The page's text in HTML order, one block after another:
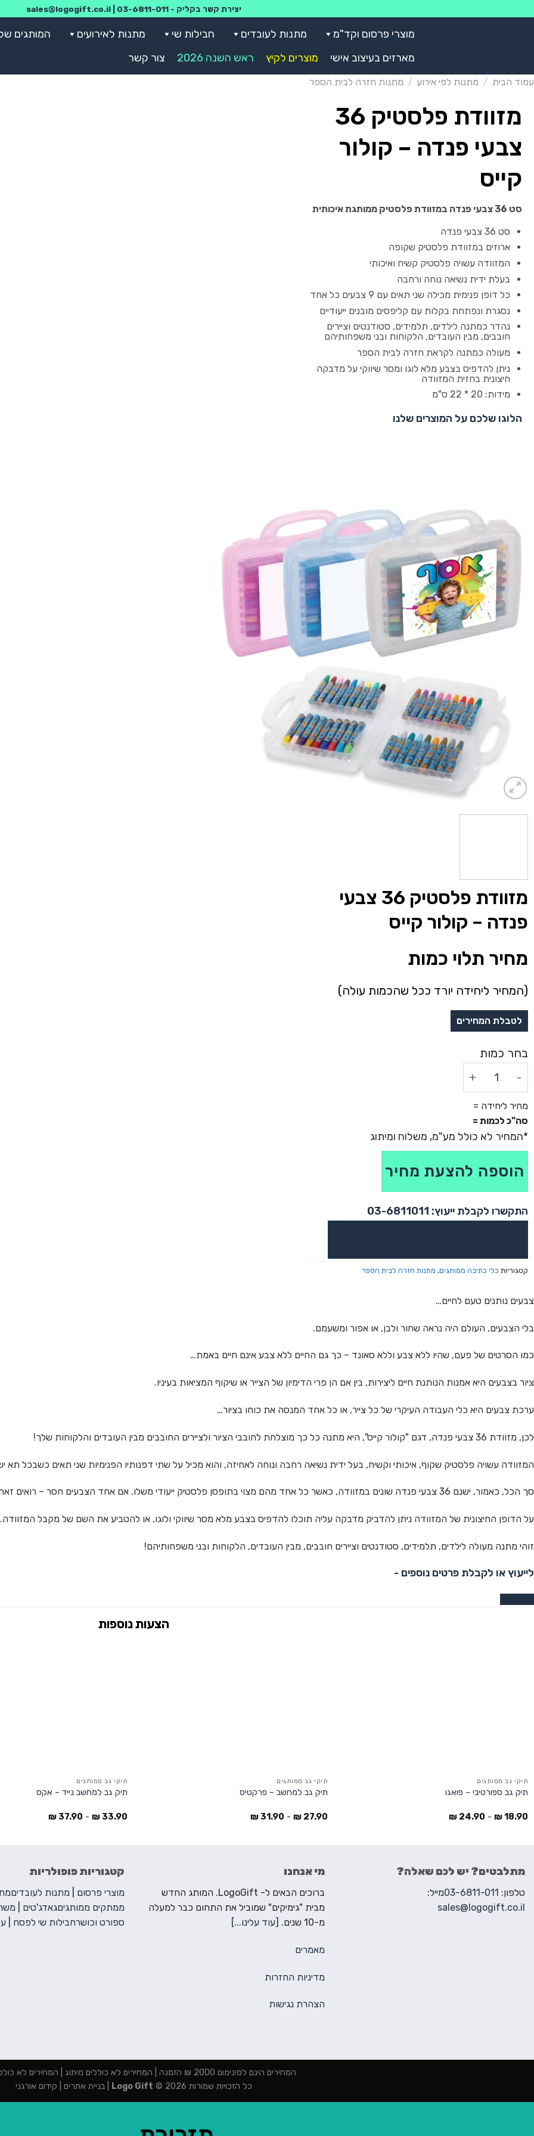
יצירת קשר בקליק -03-6811-011
|
sales@logogift.co.il
מוצרי פרסום וקד"מ מתנות לעובדים חבילות שי מתנות לאירועים
המותגים
מארזים בעיצוב אישי
מוצרים לקיץ ראש השנה 2026 צור קשר
עמוד הבית / מתנות לפי אירוע / מתנות חזרה לבית הספר
מזוודת פלסטיק 36
צבעי פנדה – קולור
קייס
סט 36 צבעי פנדה במזוודת פלסטיק ממותגת איכותית
סט 36 צבעי פנדה
ארוזים במזוודת פלסטיק שקופה
המזוודה עשויה פלסטיק קשיח ואיכותי
בעלת ידית נשיאה נוחה ורחבה
כל דופן פנימית מכילה שני תאים עם 9 צבעים כל אחד
נסגרת ונפתחת בקלות עם קליפסים מובנים ייעודיים
נהדר כמתנה לילדים, תלמידים, סטודנטים וציירים
חובבים, מבין העובדים, הלקוחות ובני משפחותיהם
מעולה כמתנה לקראת חזרה לבית הספר
ניתן להדפיס בצבע מלא לוגו ומסר שיווקי על מדבקה
חיצונית בחזית המזוודה
מידות: 20 * 22 ס"מ
הלוגו שלכם על המוצרים שלנו
מזוודת פלסטיק 36 צבעי
פנדה – קולור קייס
מחיר תלוי כמות
(המחיר ליחידה יורד ככל שהכמות עולה)
סה"כ לכמות =
מחיר ליחידה =
הוספה להצעת מחיר
התקשרו לקבלת ייעוץ: 03-6811011
קטגוריות כלי כתיבה ממותגים, מתנות חזרה לבית הספר
צבעים נותנים טעם לחיים…
בלי הצבעים, העולם היה נראה שחור ולבן, או אפור ומשעמם.
כמו הסרטים של פעם, שהיו ללא צבע וללא סאונד – כך גם החיים ללא צבע אינם חיים באמת…
ציור בצבעים היא אמנות הנותנת חיים ליצירות, בין אם הן פרי הדימיון של הצייר או שיקוף המציאות בעיניו.
ערכת צבעים היא כלי העבודה העיקרי של כל צייר, או כל אחד המנסה את כוחו בציור…
לכן, מזוודת 36 צבעי פנדה, דגם "קולור קייס", היא מתנה כל כך מוצלחת לחובבי הציור ולציירים החובבים מבין העובדים והלקוחות שלך!
המזוודה עשויה פלסטיק שקוף, איכותי וקשיח, בעל ידית נשיאה רחבה ונוחה לאחיזה, והוא מכיל על שתי דפנותיו הפנימיות שני תאים כשבכל תא ישנם 9 צבעי
סך הכל, כאמור, ישנם 36 צבעי פנדה שונים במזוודה, כאשר כל אחד מהם מצוי בתופסן פלסטיק ייעודי משלו. אם אחד הצבעים חסר – רואים זאת מייד בתוך המזוודה.
על הדופן החיצונית של המזוודה ניתן להדביק מדבקה עליה תוכלו להדפיס בצבע מלא מסר שיווקי ולוגו, או להטביע את השם של מקבל
זוהי מתנה מעולה לילדים, תלמידים, סטודנטים וציירים חובבים, מבין העובדים, הלקוחות ובני משפחותיהם!
לייעוץ או לקבלת פרטים נוספים -
תיקי גב ממותגים
תיק גב ספורטיבי – פואגו
18.90
₪
-
24.90
₪
תיקי גב ממותגים
תיק גב למחשב – פרקטיס
27.90
₪
-
31.90
₪
תיקי גב ממותגים
תיק גב למחשב נייד – אקס
33.90
₪
-
37.90
₪
מתלבטים? יש לכם שאלה?
טלפון: 03-6811-011מייל:
sales@logogift.co.il
מי אנחנו
ברוכים הבאים ל- LogoGift. המותג החדש
מבית "גימיקים" שמוביל את התחום כבר למעלה
מ-10 שנים.
[עוד עלינו...]
מאמרים
מדיניות החזרות
הצהרת נגישות
קטגוריות פופולריות
מוצרי פרסום מתנות לעובדים
ממתקים ממותגיםגאדג'טים
ספורט וכושרחבילות שי לפסח
המחירים הינם למינימום 2000 ₪ הזמנה | המחירים לא כוללים מיתוג | המחירים לא כוללים מע"מ
כל הזכויות שמורות 2026 ©
Logo Gift
|בניית אתרים קידום אורגני